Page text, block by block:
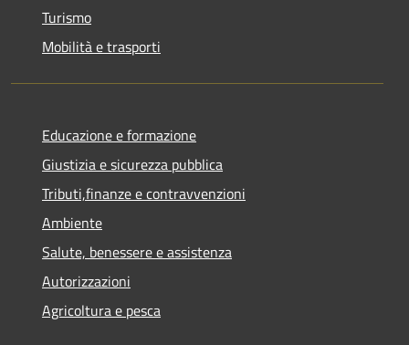
Turismo
Mobilità e trasporti
Educazione e formazione
Giustizia e sicurezza pubblica
Tributi,finanze e contravvenzioni
Ambiente
Salute, benessere e assistenza
Autorizzazioni
Agricoltura e pesca